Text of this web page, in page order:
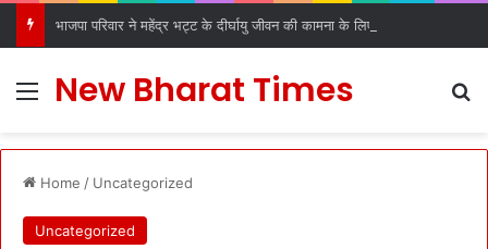
Menu
New Bharat Times
Home / Uncategorized
Uncategorized